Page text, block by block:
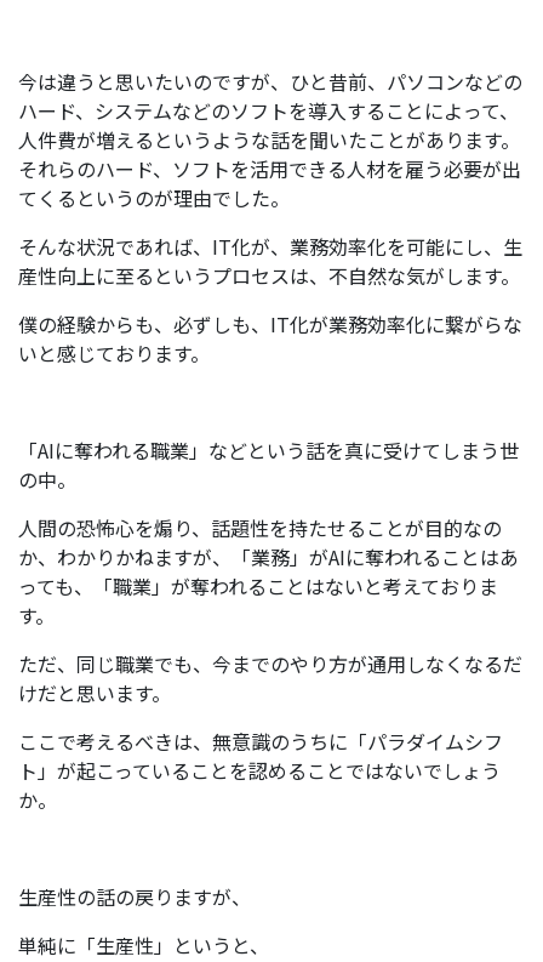
今は違うと思いたいのですが、ひと昔前、パソコンなどの
ハード、システムなどのソフトを導入することによって、
人件費が増えるというような話を聞いたことがあります。
それらのハード、ソフトを活用できる人材を雇う必要が出
てくるというのが理由でした。
そんな状況であれば、IT化が、業務効率化を可能にし、生
産性向上に至るというプロセスは、不自然な気がします。
僕の経験からも、必ずしも、IT化が業務効率化に繋がらな
いと感じております。
「AIに奪われる職業」などという話を真に受けてしまう世
の中。
人間の恐怖心を煽り、話題性を持たせることが目的なの
か、わかりかねますが、「業務」がAIに奪われることはあ
っても、「職業」が奪われることはないと考えておりま
す。
ただ、同じ職業でも、今までのやり方が通用しなくなるだ
けだと思います。
ここで考えるべきは、無意識のうちに「パラダイムシフ
ト」が起こっていることを認めることではないでしょう
か。
生産性の話の戻りますが、
単純に「生産性」というと、